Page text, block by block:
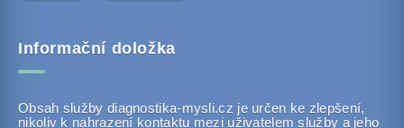
Informační doložka
Obsah služby diagnostika-mysli.cz je určen ke zlepšení,
nikoliv k nahrazení kontaktu mezi uživatelem služby a jeho